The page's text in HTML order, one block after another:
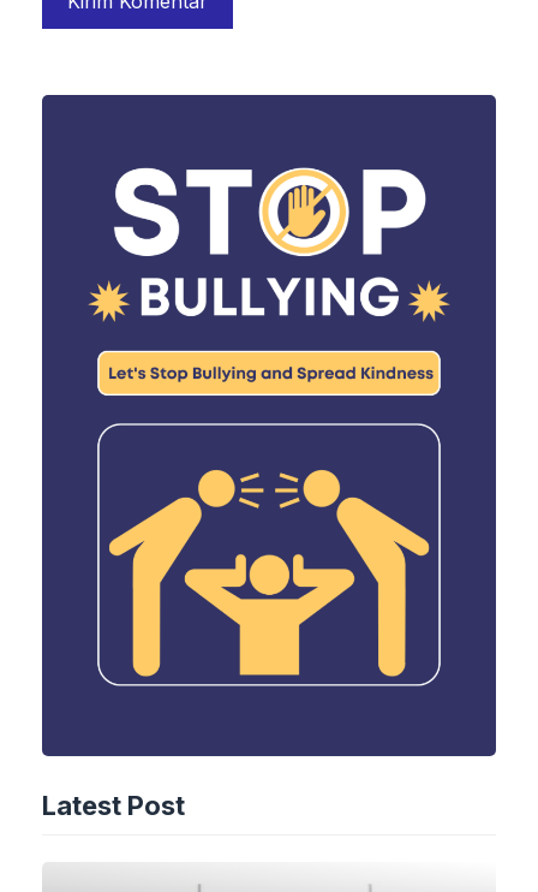
Latest Post